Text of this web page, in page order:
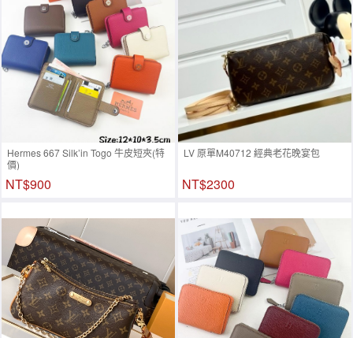
Hermes 667 Silk’in Togo 牛皮短夾(特
價)
NT$900
LV 原單M40712 經典老花晚宴包
NT$2300